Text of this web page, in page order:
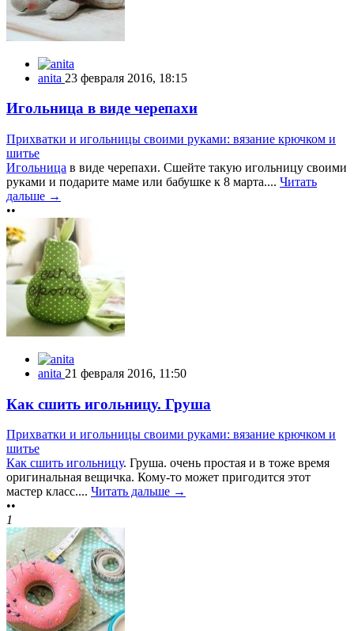
anita 23 февраля 2016, 18:15
Игольница в виде черепахи
Прихватки и игольницы своими руками: вязание крючком и
шитье
Игольница в виде черепахи. Сшейте такую игольницу своими
руками и подарите маме или бабушке к 8 марта.... Читать
дальше →
••
anita 21 февраля 2016, 11:50
Как сшить игольницу. Груша
Прихватки и игольницы своими руками: вязание крючком и
шитье
Как сшить игольницу. Груша. очень простая и в тоже время
оригинальная вещичка. Кому-то может пригодится этот
мастер класс.... Читать дальше →
••
1